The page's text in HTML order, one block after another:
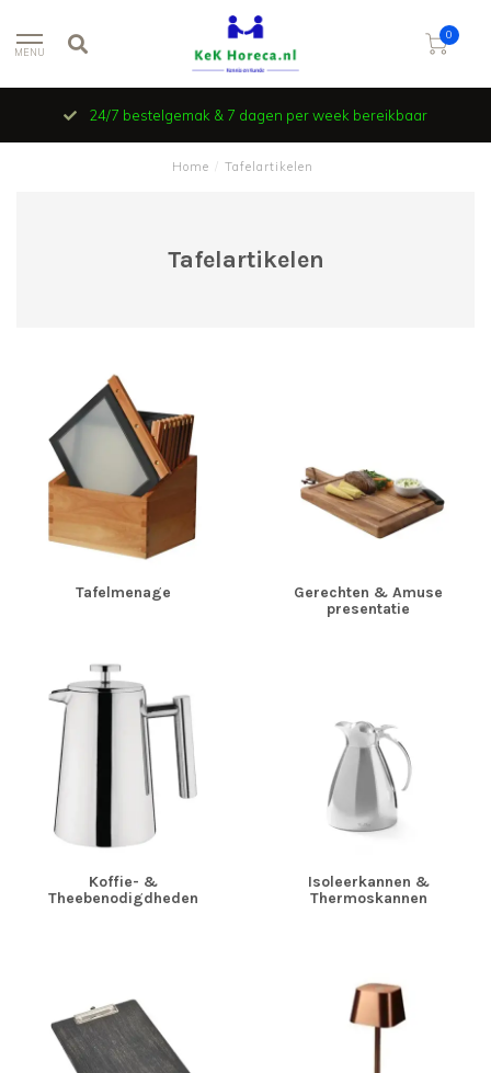
MENU
0
24/7 bestelgemak & 7 dagen per week bereikbaar
Home Tafelartikelen
Tafelartikelen
Tafelmenage
Gerechten & Amuse
presentatie
Koffie- &
Theebenodigdheden
Isoleerkannen &
Thermoskannen